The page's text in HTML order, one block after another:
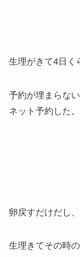
生理がきて4日く
予約が埋まらな
ネット予約した。
卵戻すだけだし、
生理きてその時